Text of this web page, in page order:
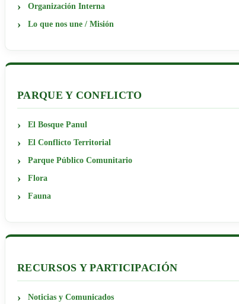
Organización Interna
Lo que nos une / Misión
PARQUE Y CONFLICTO
El Bosque Panul
El Conflicto Territorial
Parque Público Comunitario
Flora
Fauna
RECURSOS Y PARTICIPACIÓN
Noticias y Comunicados